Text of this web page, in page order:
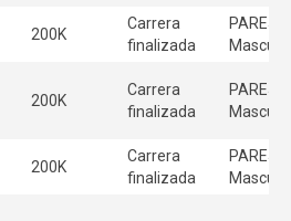
200K
Carrera
finalizada
200K
Carrera
finalizada
200K
Carrera
finalizada